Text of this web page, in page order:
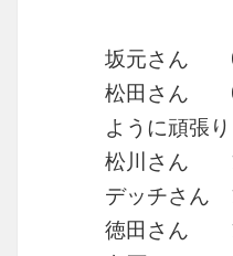
坂元さん
松田さん
ように頑張り
松川さん
デッチさ
徳田さん